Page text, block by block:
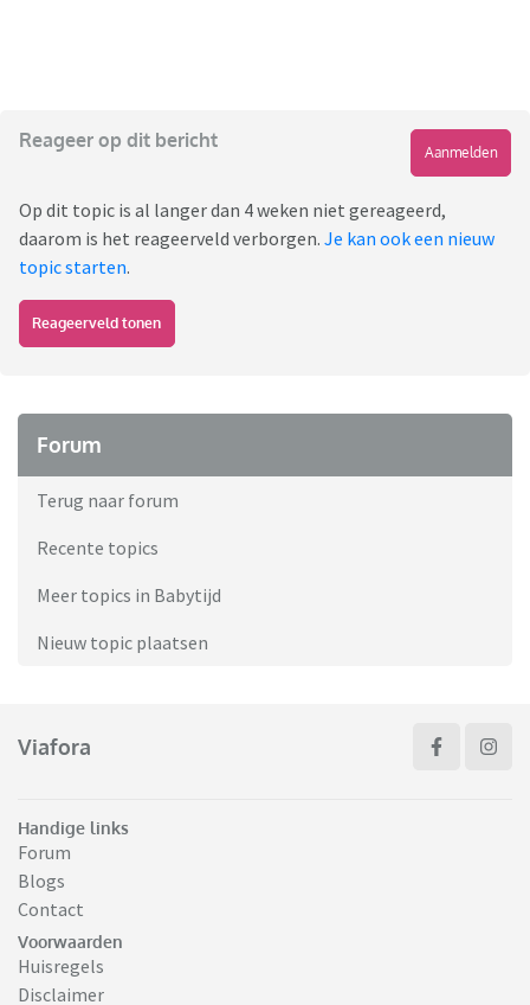
Reageer op dit bericht
Aanmelden
Op dit topic is al langer dan 4 weken niet gereageerd,
daarom is het reageerveld verborgen. Je kan ook een nieuw
topic starten.
Reageerveld tonen
Forum
Terug naar forum
Recente topics
Meer topics in Babytijd
Nieuw topic plaatsen
Viafora
Handige links
Forum
Blogs
Contact
Voorwaarden
Huisregels
Disclaimer